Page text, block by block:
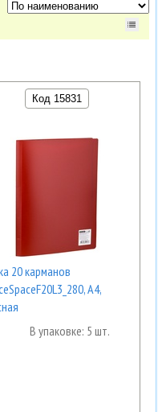
Код 15831
20 карманов
А4,
В упаковке: 5 шт.